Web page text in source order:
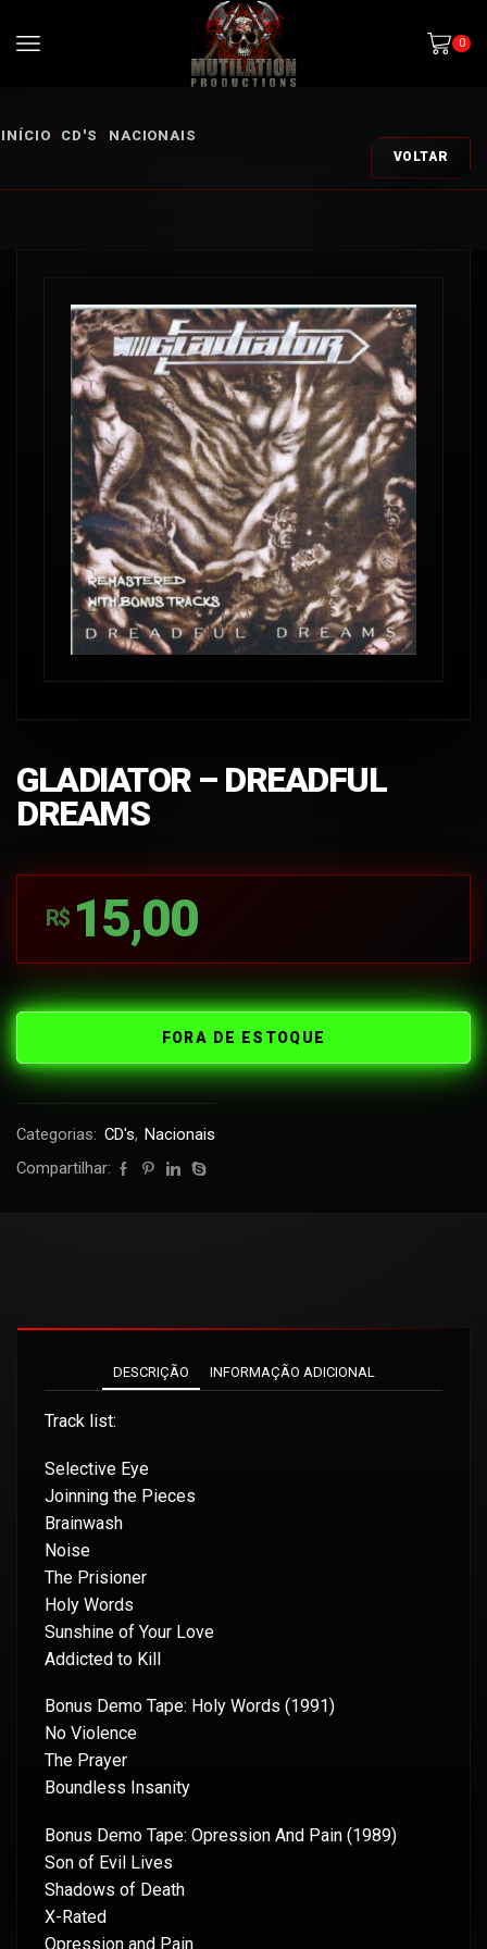
0
INÍCIO CD'S NACIONAIS
VOLTAR
GLADIATOR – DREADFUL
DREAMS
R$ 15,00
FORA DE ESTOQUE
Categorias: CD's, Nacionais
Compartilhar:
DESCRIÇÃO INFORMAÇÃO ADICIONAL
Track list:
Selective Eye
Joinning the Pieces
Brainwash
Noise
The Prisioner
Holy Words
Sunshine of Your Love
Addicted to Kill
Bonus Demo Tape: Holy Words (1991)
No Violence
The Prayer
Boundless Insanity
Bonus Demo Tape: Opression And Pain (1989)
Son of Evil Lives
Shadows of Death
X-Rated
Opression and Pain